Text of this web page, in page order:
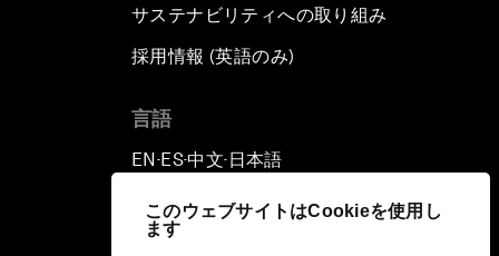
このウェブサイトはCookieを使用し
ます
サステナビリティへの取り組み
採用情報 (英語のみ)
言語
EN ▪ ES▪中文▪ 日本語